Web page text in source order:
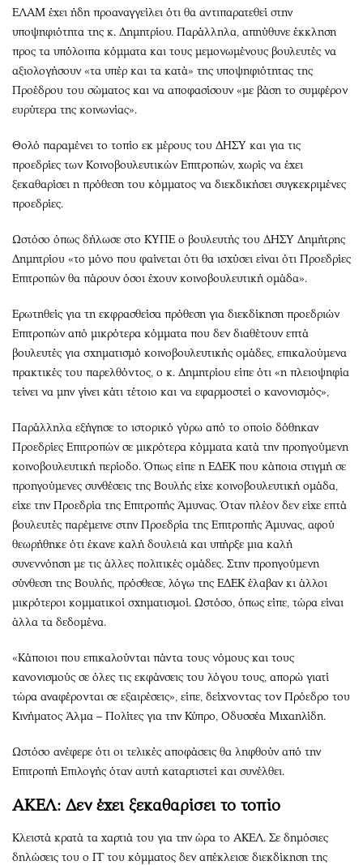
ΕΛΑΜ έχει ήδη προαναγγείλει ότι θα αντιπαρατεθεί στην
υποψηφιότητα της κ. Δημητρίου. Παράλληλα, απηύθυνε έκκληση
προς τα υπόλοιπα κόμματα και τους μεμονωμένους βουλευτές να
αξιολογήσουν «τα υπέρ και τα κατά» της υποψηφιότητας της
Προέδρου του σώματος και να αποφασίσουν «με βάση το συμφέρον
ευρύτερα της κοινωνίας».
Θολό παραμένει το τοπίο εκ μέρους του ΔΗΣΥ και για τις
προεδρίες των Κοινοβουλευτικών Επιτροπών, χωρίς να έχει
ξεκαθαρίσει η πρόθεση του κόμματος να διεκδικήσει συγκεκριμένες
προεδρίες.
Ωστόσο όπως δήλωσε στο ΚΥΠΕ ο βουλευτής του ΔΗΣΥ Δημήτρης
Δημητρίου «το μόνο που φαίνεται ότι θα ισχύσει είναι ότι Προεδρίες
Επιτροπών θα πάρουν όσοι έχουν κοινοβουλευτική ομάδα».
Ερωτηθείς για τη εκφρασθείσα πρόθεση για διεκδίκηση προεδριών
Επιτροπών από μικρότερα κόμματα που δεν διαθέτουν επτά
βουλευτές για σχηματισμό κοινοβουλευτικής ομάδες, επικαλούμενα
πρακτικές του παρελθόντος, ο κ. Δημητρίου είπε ότι «η πλειοψηφία
τείνει να μην γίνει κάτι τέτοιο και να εφαρμοστεί ο κανονισμός»,
Παράλληλα εξήγησε το ιστορικό γύρω από το οποίο δόθηκαν
Προεδρίες Επιτροπών σε μικρότερα κόμματα κατά την προηγούμενη
κοινοβουλευτική περίοδο. Όπως είπε η ΕΔΕΚ που κάποια στιγμή σε
προηγούμενες συνθέσεις της Βουλής είχε κοινοβουλευτική ομάδα,
είχε την Προεδρία της Επιτροπής Άμυνας. Όταν πλέον δεν είχε επτά
βουλευτές παρέμεινε στην Προεδρία της Επιτροπής Άμυνας, αφού
θεωρήθηκε ότι έκανε καλή δουλειά και υπήρξε μια καλή
συνεννόηση με τις άλλες πολιτικές ομάδες. Στην προηγούμενη
σύνθεση της Βουλής, πρόσθεσε, λόγω της ΕΔΕΚ έλαβαν κι άλλοι
μικρότεροι κομματικοί σχηματισμοί. Ωστόσο, όπως είπε, τώρα είναι
άλλα τα δεδομένα.
«Κάποιοι που επικαλούνται πάντα τους νόμους και τους
κανονισμούς σε όλες τις εκφάνσεις του λόγου τους, απορώ γιατί
τώρα αναφέρονται σε εξαιρέσεις», είπε, δείχνοντας τον Πρόεδρο του
Κινήματος Άλμα – Πολίτες για την Κύπρο, Οδυσσέα Μιχαηλίδη.
Ωστόσο ανέφερε ότι οι τελικές αποφάσεις θα ληφθούν από την
Επιτροπή Επιλογής όταν αυτή καταρτιστεί και συνέλθει.
ΑΚΕΛ: Δεν έχει ξεκαθαρίσει το τοπίο
Κλειστά κρατά τα χαρτιά του για την ώρα το ΑΚΕΛ. Σε δημόσιες
δηλώσεις του ο ΓΓ του κόμματος δεν απέκλεισε διεκδίκηση της